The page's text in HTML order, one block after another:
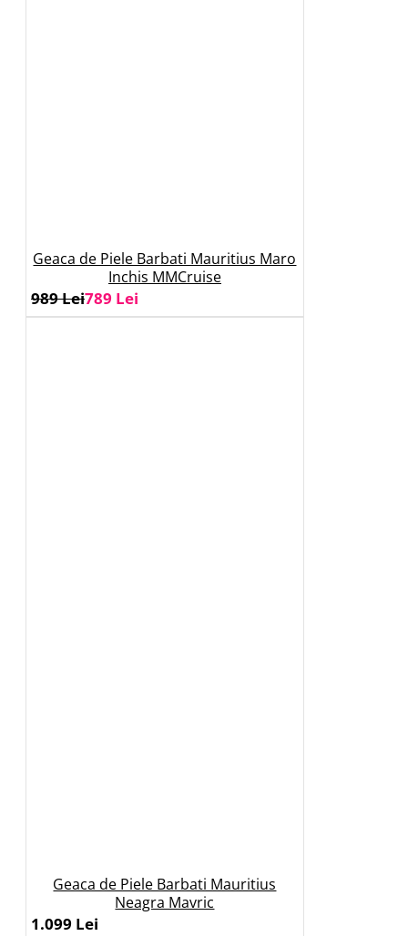
Geaca de Piele Barbati Mauritius Maro
Inchis MMCruise
789 Lei
989 Lei
Geaca de Piele Barbati Mauritius
Neagra Mavric
1.099 Lei